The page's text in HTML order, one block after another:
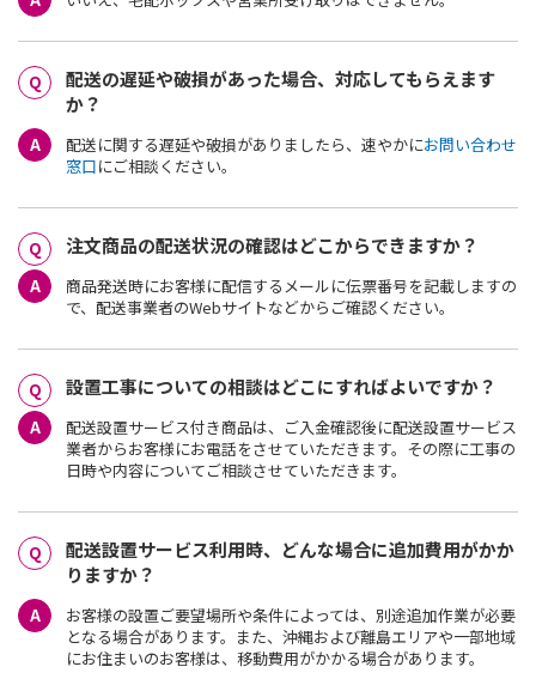
配送の遅延や破損があった場合、対応してもらえます
か？
配送に関する遅延や破損がありましたら、速やかにお問い合わせ
窓口にご相談ください。
注文商品の配送状況の確認はどこからできますか？
商品発送時にお客様に配信するメールに伝票番号を記載しますの
で、配送事業者のWebサイトなどからご確認ください。
設置工事についての相談はどこにすればよいですか？
配送設置サービス付き商品は、ご入金確認後に配送設置サービス
業者からお客様にお電話をさせていただきます。その際に工事の
日時や内容についてご相談させていただきます。
配送設置サービス利用時、どんな場合に追加費用がかか
りますか？
お客様の設置ご要望場所や条件によっては、別途追加作業が必要
となる場合があります。また、沖縄および離島エリアや一部地域
にお住まいのお客様は、移動費用がかかる場合があります。